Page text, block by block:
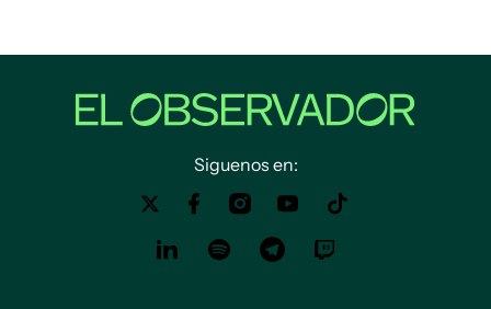
Siguenos en: